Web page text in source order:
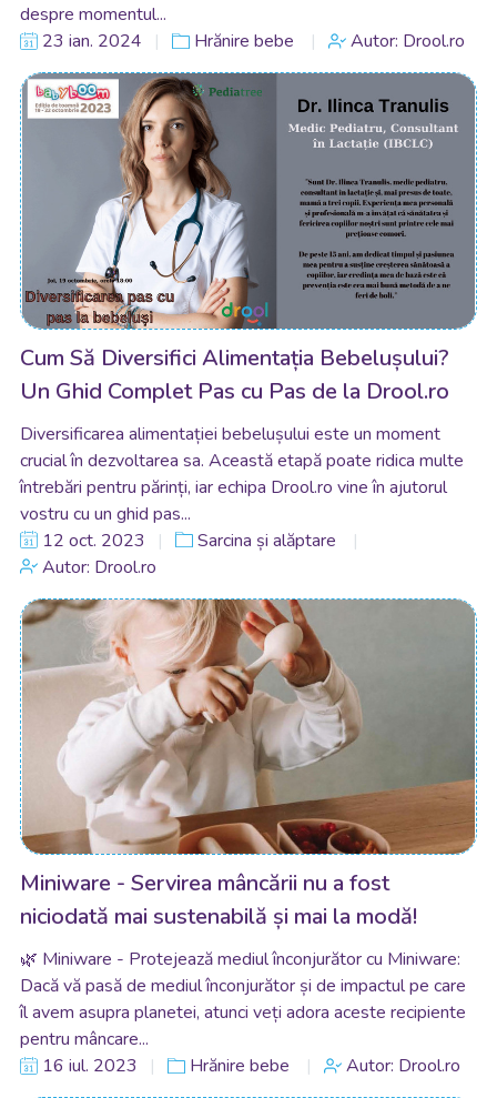
despre momentul...
23 ian. 2024
Hrănire bebe Autor: Drool.ro
Cum Să Diversifici Alimentația Bebelușului?
Un Ghid Complet Pas cu Pas de la Drool.ro
Diversificarea alimentației bebelușului este un moment
crucial în dezvoltarea sa. Această etapă poate ridica multe
întrebări pentru părinți, iar echipa Drool.ro vine în ajutorul
vostru cu un ghid pas...
12 oct. 2023
Sarcina și alăptare
Autor: Drool.ro
Miniware - Servirea mâncării nu a fost
niciodată mai sustenabilă și mai la modă!
🌿 Miniware - Protejează mediul înconjurător cu Miniware:
Dacă vă pasă de mediul înconjurător și de impactul pe care
îl avem asupra planetei, atunci veți adora aceste recipiente
pentru mâncare...
16 iul. 2023
Hrănire bebe Autor: Drool.ro